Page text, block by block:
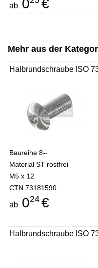
ab 0 €
Mehr aus der
Halbrundschraube ISO
Baureihe 8--
Material ST rostfrei
M5 x 12
CTN 73181590
ab 024 €
Halbrundschraube ISO